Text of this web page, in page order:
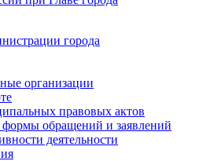
города
организации
правовых актов
обращений и заявлений
деятельности